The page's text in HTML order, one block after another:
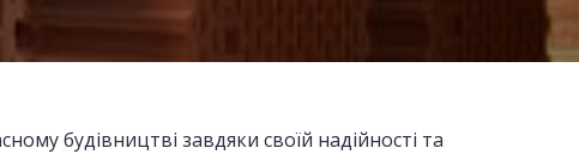
будівництві завдяки своїй надійності та